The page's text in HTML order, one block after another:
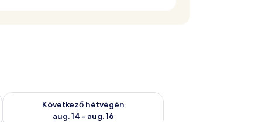
aug. 7 - aug. 9
Következő hétvégén
aug. 14 - aug. 16
A következő hétvégi rendelkezésre állás ellenőrzése: aug. 14 -